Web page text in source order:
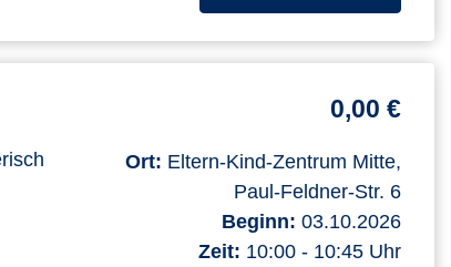
0,00 €
Ort: Eltern-Kind-Zentrum Mitte,
Paul-Feldner-Str. 6
Beginn: 03.10.2026
Zeit: 10:00 - 10:45 Uhr